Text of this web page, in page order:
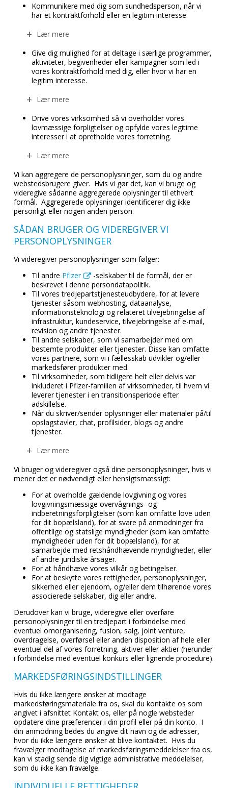
Kommunikere med dig som sundhedsperson, når vi
har et kontraktforhold eller en legitim interesse.
Lær mere
Give dig mulighed for at deltage i særlige programmer,
aktiviteter, begivenheder eller kampagner som led i
vores kontraktforhold med dig, eller hvor vi har en
legitim interesse.
Lær mere
Drive vores virksomhed så vi overholder vores
lovmæssige forpligtelser og opfylde vores legitime
interesser i at opretholde vores forretning.
Lær mere
Vi kan aggregere de personoplysninger, som du og andre
webstedsbrugere giver. Hvis vi gør det, kan vi bruge og
videregive sådanne aggregerede oplysninger til ethvert
formål. Aggregerede oplysninger identificerer dig ikke
personligt eller nogen anden person.
SÅDAN BRUGER OG VIDEREGIVER VI
PERSONOPLYSNINGER
Vi videregiver personoplysninger som følger:
Til andre Pfizer
-selskaber til de formål, der er
beskrevet i denne persondatapolitik.
Til vores tredjepartstjenesteudbydere, for at levere
tjenester såsom webhosting, dataanalyse,
informationsteknologi og relateret tilvejebringelse af
infrastruktur, kundeservice, tilvejebringelse af e-mail,
revision og andre tjenester.
Til andre selskaber, som vi samarbejder med om
bestemte produkter eller tjenester. Disse kan omfatte
vores partnere, som vi i fællesskab udvikler og/eller
markedsfører produkter med.
Til virksomheder, som tidligere helt eller delvis var
inkluderet i Pfizer-familien af virksomheder, til hvem vi
leverer tjenester i en transitionsperiode efter
adskillelse.
Når du skriver/sender oplysninger eller materialer på/til
opslagstavler, chat, profilsider, blogs og andre
tjenester.
Lær mere
Vi bruger og videregiver også dine personoplysninger, hvis vi
mener det er nødvendigt eller hensigtsmæssigt:
For at overholde gældende lovgivning og vores
lovgivningsmæssige overvågnings- og
indberetningsforpligtelser (som kan omfatte love uden
for dit bopælsland), for at svare på anmodninger fra
offentlige og statslige myndigheder (som kan omfatte
myndigheder uden for dit bopælsland), for at
samarbejde med retshåndhævende myndigheder, eller
af andre juridiske årsager.
For at håndhæve vores vilkår og betingelser.
For at beskytte vores rettigheder, personoplysninger,
sikkerhed eller ejendom, og/eller dem tilhørende vores
associerede selskaber, dig eller andre.
Derudover kan vi bruge, videregive eller overføre
personoplysninger til en tredjepart i forbindelse med
eventuel omorganisering, fusion, salg, joint venture,
overdragelse, overførsel eller anden disposition af hele eller
eventuel del af vores forretning, aktiver eller aktier (herunder
i forbindelse med eventuel konkurs eller lignende procedure).
MARKEDSFØRINGSINDSTILLINGER
Hvis du ikke længere ønsker at modtage
markedsføringsmateriale fra os, skal du kontakte os som
angivet i afsnittet Kontakt os, eller på nogle websteder
opdatere dine præferencer i din profil eller på din konto. I
din anmodning bedes du angive dit navn og de adresser,
hvor du ikke længere ønsker at blive kontaktet. Hvis du
fravælger modtagelse af markedsføringsmeddelelser fra os,
kan vi stadig sende dig vigtige administrative meddelelser,
som du ikke kan fravælge.